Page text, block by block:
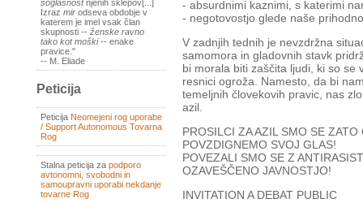
soglasnostnjenih sklepov[...]
Izraz mir odseva obdobje v
katerem je imel vsak član
skupnosti -- ženske ravno
tako kot moški-- enake
pravice."
-- M. Eliade
Peticija
Peticija Neomejeni rog uporabe
/ Support Autonomous Tovarna
Rog
Stalna peticija za podporo
avtonomni, svobodni in
samoupravni uporabi nekdanje
tovarne Rog
- absurdnimi kaznimi, s katerimi
- negotovostjo glede naše
V zadnjih tednih je nevzdržna
samomora in gladovnih stavk
bi morala biti zaščita ljudi, ki so se
resnici ogroža. Namesto, da bi
temeljnih človekovih pravic, nas
azil.
PROSILCI ZA AZIL SMO SE
POVZDIGNEMO SVOJ GLAS!
POVEZALI SMO SE Z
OZAVEŠČENO JAVNOSTJO!
INVITATION A DEBAT PUBLIC